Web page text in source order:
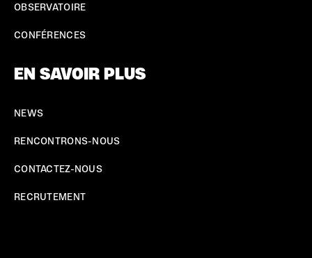
OBSERVATOIRE
CONFÉRENCES
EN SAVOIR PLUS
NEWS
RENCONTRONS-NOUS
CONTACTEZ-NOUS
RECRUTEMENT